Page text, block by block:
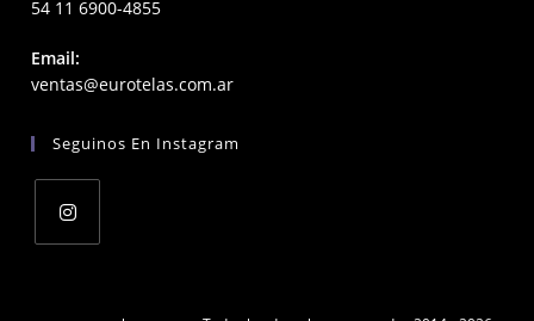
54 11 6900-4855
Email:
ventas@eurotelas.com.arOpens
application
Seguinos En Instagram